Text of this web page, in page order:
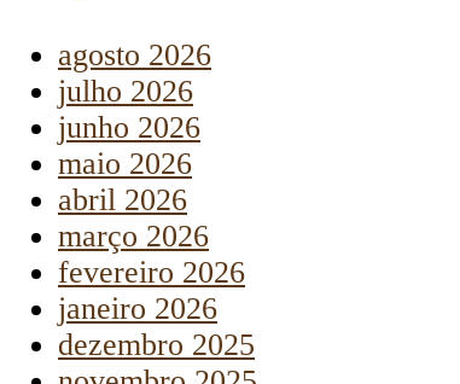
agosto 2026
julho 2026
junho 2026
maio 2026
abril 2026
março 2026
fevereiro 2026
janeiro 2026
dezembro 2025